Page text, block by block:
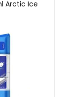
Arctic Ice